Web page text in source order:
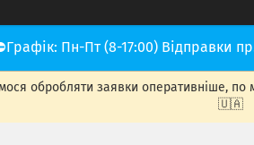
Пн-Пт (8-17:00) Відправки
обробляти заявки оперативніше,
🇺🇦